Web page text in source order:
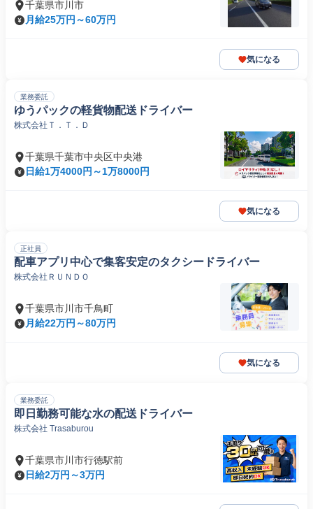
千葉県市川市
月給25万円～60万円
気になる
業務委託
ゆうパックの軽貨物配送ドライバー
株式会社Ｔ．Ｔ．Ｄ
千葉県千葉市中央区中央港
日給1万4000円～1万8000円
気になる
正社員
配車アプリ中心で集客安定のタクシードライバー
株式会社ＲＵＮＤＯ
千葉県市川市千鳥町
月給22万円～80万円
気になる
業務委託
即日勤務可能な水の配送ドライバー
株式会社 Trasaburou
千葉県市川市行徳駅前
日給2万円～3万円